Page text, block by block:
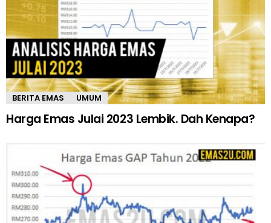
BERITA EMAS UMUM
Harga Emas Julai 2023 Lembik. Dah Kenapa?